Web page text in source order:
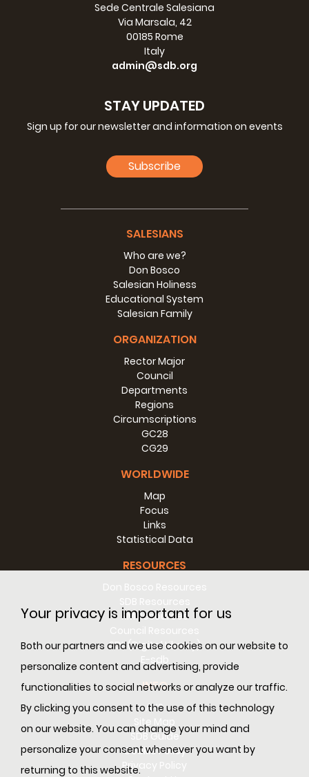
Your privacy is important for us
Both our partners and we use cookies on our website to
personalize content and advertising, provide
functionalities to social networks or analyze our traffic.
By clicking you consent to the use of this technology
on our website. You can change your mind and
personalize your consent whenever you want by
returning to this website.
Sede Centrale Salesiana
Via Marsala, 42
00185 Rome
Italy
admin@sdb.org
STAY UPDATED
Sign up for our newsletter and information on events
Subscribe
SALESIANS
Who are we?
Don Bosco
Salesian Holiness
Educational System
Salesian Family
ORGANIZATION
Rector Major
Council
Departments
Regions
Circumscriptions
GC28
CG29
WORLDWIDE
Map
Focus
Links
Statistical Data
RESOURCES
RM Resources
SDL (Digital Library)
E-sdb
INFO
ANS
Site Map
SDB Guide
Cookie Policy
Privacy Policy